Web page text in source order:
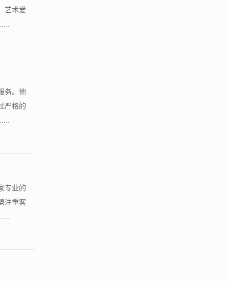
艺术爱
务。他
严格的
专业的
注重客